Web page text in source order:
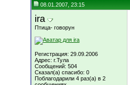
08.01.2007, 23:15
ira
Птица- говорун
Регистрация: 29.09.2006
Адрес: г.Тула
Сообщений: 504
Сказал(а) спасибо: 0
Поблагодарили 4 раз(а) в 2